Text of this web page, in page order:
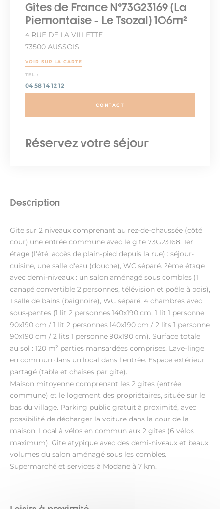
Description
Gite sur 2 niveaux comprenant au rez-de-chaussée (côté
cour) une entrée commune avec le gite 73G23168. 1er
étage (l'été, accès de plain-pied depuis la rue) : séjour-
cuisine, une salle d'eau (douche), WC séparé. 2ème étage
avec demi-niveaux : un salon aménagé sous combles (1
canapé convertible 2 personnes, télévision et poêle à bois),
1 salle de bains (baignoire), WC séparé, 4 chambres avec
sous-pentes (1 lit 2 personnes 140x190 cm, 1 lit 1 personne
90x190 cm / 1 lit 2 personnes 140x190 cm / 2 lits 1 personne
90x190 cm / 2 lits 1 personne 90x190 cm). Surface totale
au sol : 120 m² parties mansardées comprises. Lave-linge
en commun dans un local dans l'entrée. Espace extérieur
partagé (table et chaises par gite).
Maison mitoyenne comprenant les 2 gites (entrée
commune) et le logement des propriétaires, située sur le
bas du village. Parking public gratuit à proximité, avec
possibilité de décharger la voiture dans la cour de la
maison. Local à vélos en commun aux 2 gites (6 vélos
maximum). Gite atypique avec des demi-niveaux et beaux
volumes du salon aménagé sous les combles.
Supermarché et services à Modane à 7 km.
Gîtes de France N°73G23169 (La
Piemontaise - Le Tsozal) 106m²
4 RUE DE LA VILLETTE
73500 AUSSOIS
VOIR SUR LA CARTE
TEL :
04 58 14 12 12
CONTACT
Réservez votre séjour